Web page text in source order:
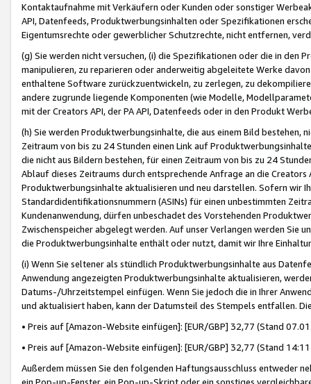
Kontaktaufnahme mit Verkäufern oder Kunden oder sonstiger
API, Datenfeeds, Produktwerbungsinhalten oder Spezifikationen
Eigentumsrechte oder gewerblicher Schutzrechte, nicht entfernen,
(g) Sie werden nicht versuchen, (i) die Spezifikationen oder die in
manipulieren, zu reparieren oder anderweitig abgeleitete Werke
enthaltene Software zurückzuentwickeln, zu zerlegen, zu
andere zugrunde liegende Komponenten (wie Modelle,
mit der Creators API, der PA API, Datenfeeds oder in den Produkt
(h) Sie werden Produktwerbungsinhalte, die aus einem Bild bestehen,
Zeitraum von bis zu 24 Stunden einen Link auf
die nicht aus Bildern bestehen, für einen Zeitraum von bis zu 24
Ablauf dieses Zeitraums durch entsprechende Anfrage an die
Produktwerbungsinhalte aktualisieren und neu darstellen. Sofern wir
Standardidentifikationsnummern (ASINs) für einen unbestimmten
Kundenanwendung, dürfen unbeschadet des Vorstehenden
Zwischenspeicher abgelegt werden. Auf unser Verlangen werden Sie
die Produktwerbungsinhalte enthält oder nutzt, damit wir Ihre
(i) Wenn Sie seltener als stündlich Produktwerbungsinhalte aus
Anwendung angezeigten Produktwerbungsinhalte aktualisieren,
Datums-/Uhrzeitstempel einfügen. Wenn Sie jedoch die in Ihrer
und aktualisiert haben, kann der Datumsteil des Stempels entfallen.
• Preis auf [Amazon-Website einfügen]: [EUR/GBP] 32,77 (Stand
• Preis auf [Amazon-Website einfügen]: [EUR/GBP] 32,77 (Stand
Außerdem müssen Sie den folgenden Haftungsausschluss entweder
ein Pop-up-Fenster, ein Pop-up-Skript oder ein sonstiges